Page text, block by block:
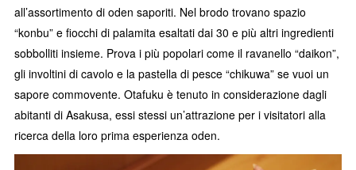
all’assortimento di oden saporiti. Nel brodo trovano spazio
“konbu” e fiocchi di palamita esaltati dai 30 e più altri ingredienti
sobbolliti insieme. Prova i più popolari come il ravanello “daikon”,
gli involtini di cavolo e la pastella di pesce “chikuwa” se vuoi un
sapore commovente. Otafuku è tenuto in considerazione dagli
abitanti di Asakusa, essi stessi un’attrazione per i visitatori alla
ricerca della loro prima esperienza oden.